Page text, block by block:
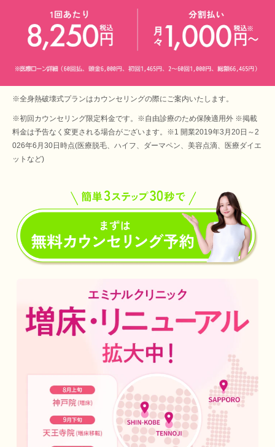
※全身熱破壊式プランはカウンセリングの際にご案内いたします。
※初回カウンセリング限定料金です。※自由診療のため保険適用外 ※掲載
料金は予告なく変更される場合がございます。※1 開業2019年3月20日～2
026年6月30日時点(医療脱毛、ハイフ、ダーマペン、美容点滴、医療ダイエ
ットなど)